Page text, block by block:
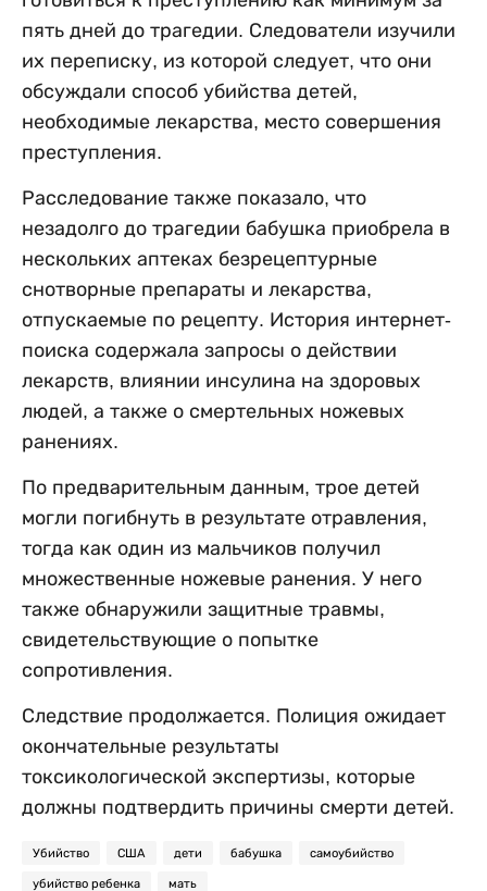
пять дней до трагедии. Следователи изучили
их переписку, из которой следует, что они
обсуждали способ убийства детей,
необходимые лекарства, место совершения
преступления.
Расследование также показало, что
незадолго до трагедии бабушка приобрела в
нескольких аптеках безрецептурные
снотворные препараты и лекарства,
отпускаемые по рецепту. История интернет-
поиска содержала запросы о действии
лекарств, влиянии инсулина на здоровых
людей, а также о смертельных ножевых
ранениях.
По предварительным данным, трое детей
могли погибнуть в результате отравления,
тогда как один из мальчиков получил
множественные ножевые ранения. У него
также обнаружили защитные травмы,
свидетельствующие о попытке
сопротивления.
Следствие продолжается. Полиция ожидает
окончательные результаты
токсикологической экспертизы, которые
должны подтвердить причины смерти детей.
Убийство США дети бабушка самоубийство
убийство ребенка мать